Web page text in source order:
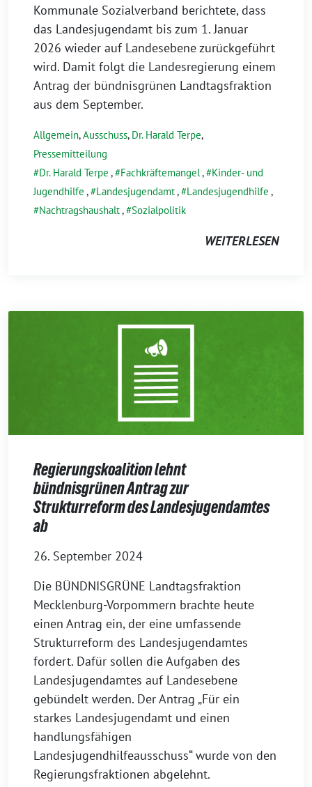
Kommunale Sozialverband berichtete, dass
das Landesjugendamt bis zum 1. Januar
2026 wieder auf Landesebene zurückgeführt
wird. Damit folgt die Landesregierung einem
Antrag der bündnisgrünen Landtagsfraktion
aus dem September.
Allgemein,Ausschuss, Dr. Harald Terpe,
Pressemitteilung
Dr. Harald Terpe , Fachkräftemangel,
Kinder- und
Jugendhilfe , Landesjugendamt, Landesjugendhilfe ,
Nachtragshaushalt, Sozialpolitik
WEITERLESEN
Regierungskoalition lehnt
bündnisgrünen Antrag zur
Strukturreform des Landesjugendamtes
ab
26. September 2024
Die BÜNDNISGRÜNE Landtagsfraktion
Mecklenburg-Vorpommern brachte heute
einen Antrag ein, der eine umfassende
Strukturreform des Landesjugendamtes
fordert. Dafür sollen die Aufgaben des
Landesjugendamtes auf Landesebene
gebündelt werden. Der Antrag „Für ein
starkes Landesjugendamt und einen
handlungsfähigen
Landesjugendhilfeausschuss“ wurde von den
Regierungsfraktionen abgelehnt.